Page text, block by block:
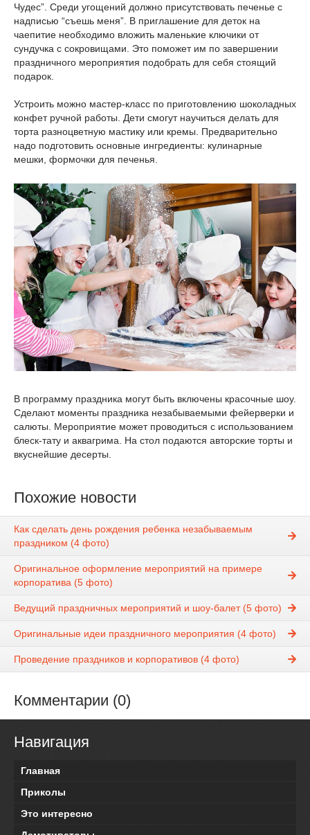
Чудес”. Среди угощений должно присутствовать печенье с
надписью “съешь меня”. В приглашение для деток на
чаепитие необходимо вложить маленькие ключики от
сундучка с сокровищами. Это поможет им по завершении
праздничного мероприятия подобрать для себя стоящий
подарок.
Устроить можно мастер-класс по приготовлению шоколадных
конфет ручной работы. Дети смогут научиться делать для
торта разноцветную мастику или кремы. Предварительно
надо подготовить основные ингредиенты: кулинарные
мешки, формочки для печенья.
В программу праздника могут быть включены красочные шоу.
Сделают моменты праздника незабываемыми фейерверки и
салюты. Мероприятие может проводиться с использованием
блеск-тату и аквагрима. На стол подаются авторские торты и
вкуснейшие десерты.
Похожие новости
Как сделать день рождения ребенка незабываемым
праздником (4 фото)
Оригинальное оформление мероприятий на примере
корпоратива (5 фото)
Ведущий праздничных мероприятий и шоу-балет (5 фото)
Оригинальные идеи праздничного мероприятия (4 фото)
Проведение праздников и корпоративов (4 фото)
Комментарии (0)
Навигация
Главная
Приколы
Это интересно